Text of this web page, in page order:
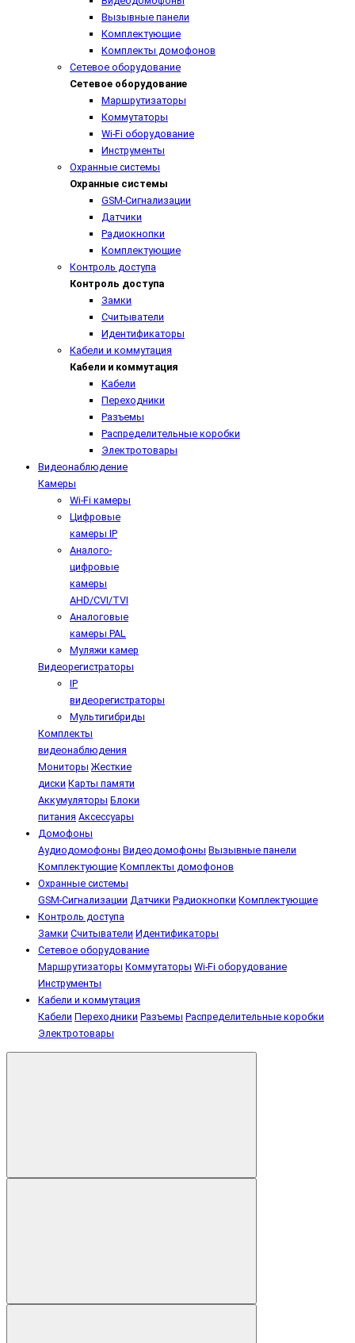
Вызывные панели
Комплектующие
Комплекты домофонов
Сетевое оборудование
Сетевое оборудование
Маршрутизаторы
Коммутаторы
Wi-Fi оборудование
Инструменты
Охранные системы
Охранные системы
GSM-Сигнализации
Датчики
Радиокнопки
Комплектующие
Контроль доступа
Контроль доступа
Замки
Считыватели
Идентификаторы
Кабели и коммутация
Кабели и коммутация
Кабели
Переходники
Разъемы
Распределительные коробки
Электротовары
Видеонаблюдение
Камеры
Wi-Fi камеры
Цифровые
камеры IP
Аналого-
цифровые
камеры
AHD/CVI/TVI
Аналоговые
камеры PAL
Муляжи камер
Видеорегистраторы
IP
видеорегистраторы
Мультигибриды
Комплекты
видеонаблюдения
Мониторы Жесткие
диски Карты памяти
Аккумуляторы Блоки
питания Аксессуары
Домофоны
Аудиодомофоны Видеодомофоны Вызывные панели
Комплектующие Комплекты домофонов
Охранные системы
GSM-Сигнализации Датчики Радиокнопки Комплектующие
Контроль доступа
Замки Считыватели Идентификаторы
Сетевое оборудование
Маршрутизаторы Коммутаторы Wi-Fi оборудование
Инструменты
Кабели и коммутация
Кабели Переходники Разъемы Распределительные коробки
Электротовары